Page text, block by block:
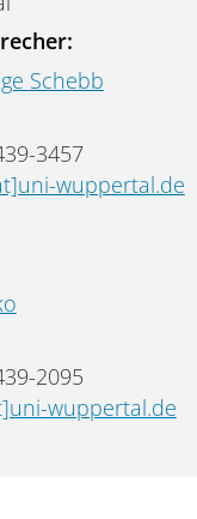
Schebb
3457
wuppertal.de
2095
wuppertal.de